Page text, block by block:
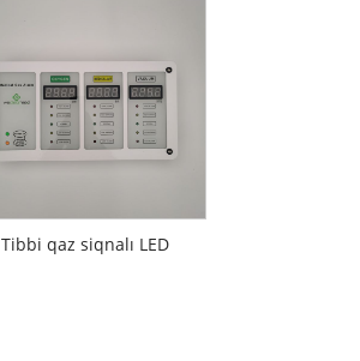
Tibbi qaz siqnalı LED